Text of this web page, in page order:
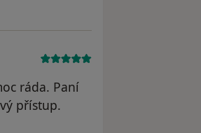
ráda. Paní
přístup.